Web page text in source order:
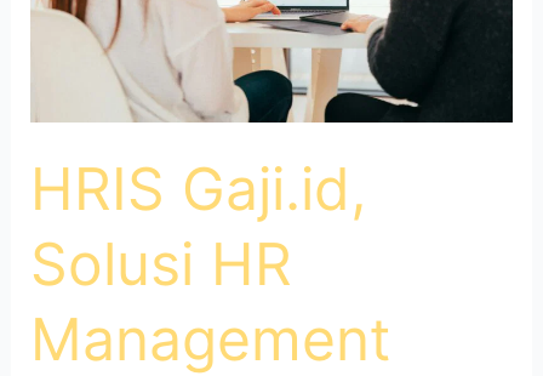
HRIS Gaji.id,
Solusi HR
Management
Modern